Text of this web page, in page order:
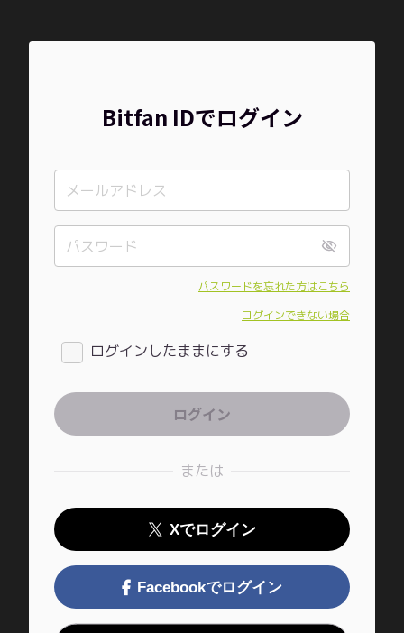
Bitfan IDでログイン
パスワードを忘れた方はこちら
ログインできない場合
ログインしたままにする
または
Xでログイン
Facebookでログイン